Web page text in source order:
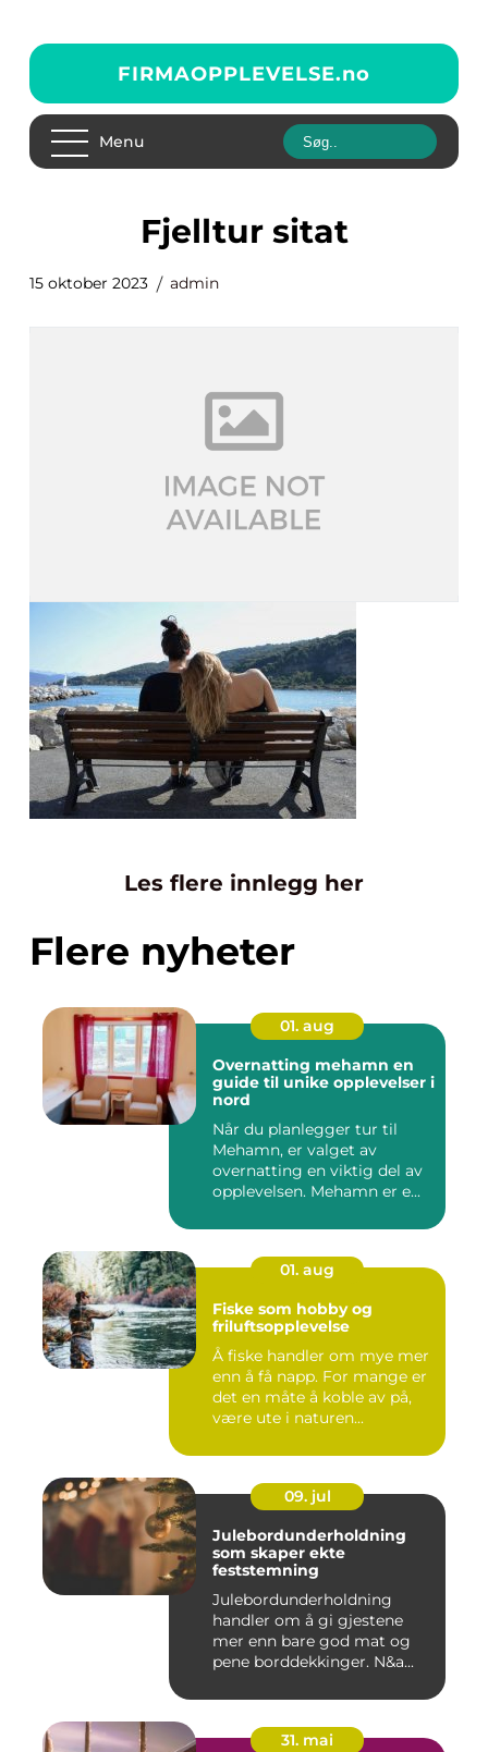
FIRMAOPPLEVELSE.no
Menu
fjelltur sitat
15 oktober 2023 admin
Les flere innlegg her
Flere nyheter
01. aug
Overnatting mehamn en
guide til unike opplevelser i
nord
Når du planlegger tur til
Mehamn, er valget av
overnatting en viktig del av
opplevelsen. Mehamn er e...
01. aug
Fiske som hobby og
friluftsopplevelse
Å fiske handler om mye mer
enn å få napp. For mange er
det en måte å koble av på,
være ute i naturen...
09. jul
Julebordunderholdning
som skaper ekte
feststemning
Julebordunderholdning
handler om å gi gjestene
mer enn bare god mat og
pene borddekkinger. N&a...
31. mai